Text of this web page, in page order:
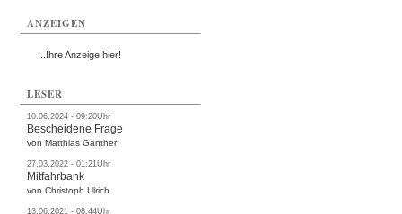
ANZEIGEN
...Ihre Anzeige hier!
LESER
10.06.2024 - 09:20Uhr
Bescheidene Frage
von Matthias Ganther
27.03.2022 - 01:21Uhr
Mitfahrbank
von Christoph Ulrich
13.06.2021 - 08:44Uhr